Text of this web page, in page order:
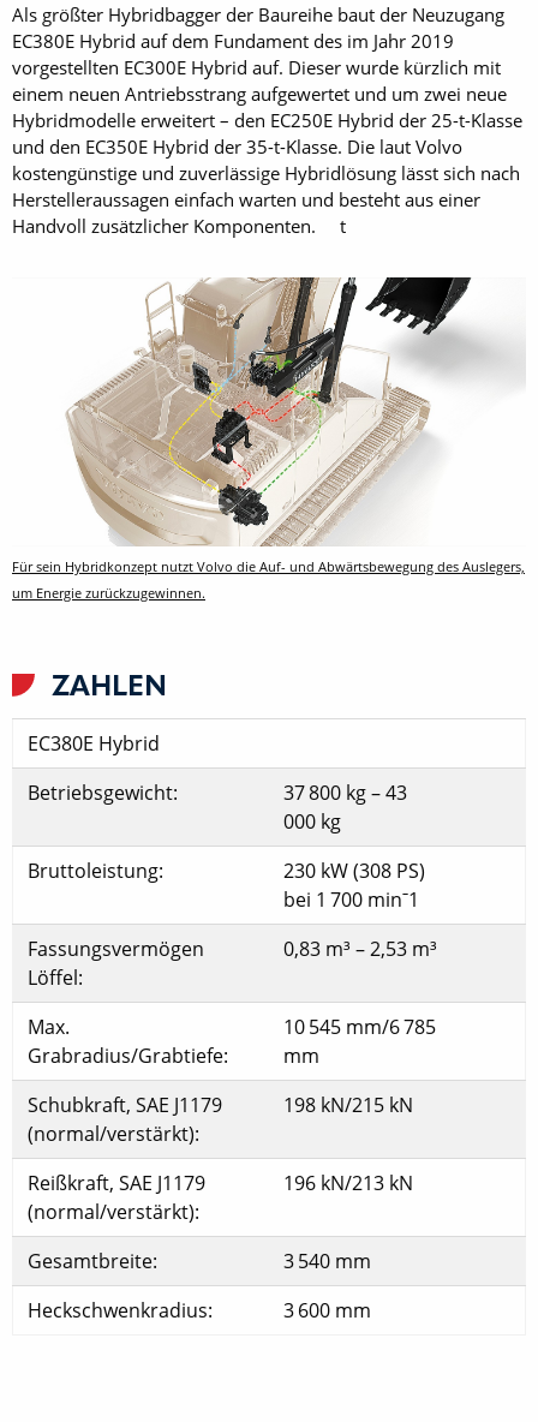
Als größter Hybridbagger der Baureihe baut der Neuzugang
EC380E Hybrid auf dem Fundament des im Jahr 2019
vorgestellten EC300E Hybrid auf. Dieser wurde kürzlich mit
einem neuen Antriebsstrang aufgewertet und um zwei neue
Hybridmodelle erweitert – den EC250E Hybrid der 25-t-Klasse
und den EC350E Hybrid der 35-t-Klasse. Die laut Volvo
kostengünstige und zuverlässige Hybridlösung lässt sich nach
Herstelleraussagen einfach warten und besteht aus einer
Handvoll zusätzlicher Komponenten. t
Für sein Hybridkonzept nutzt Volvo die Auf- und Abwärtsbewegung des Auslegers,
um Energie zurückzugewinnen.
ZAHLEN
EC380E Hybrid
Betriebsgewicht:
37 800 kg – 43
000 kg
Bruttoleistung:
230 kW (308 PS)
bei 1 700 minˉ1
Fassungsvermögen
Löffel:
0,83 m³ – 2,53 m³
Max.
Grabradius/Grabtiefe:
10 545 mm/6 785
mm
Schubkraft, SAE J1179
(normal/verstärkt):
198 kN/215 kN
Reißkraft, SAE J1179
(normal/verstärkt):
196 kN/213 kN
Gesamtbreite:
3 540 mm
Heckschwenkradius:
3 600 mm